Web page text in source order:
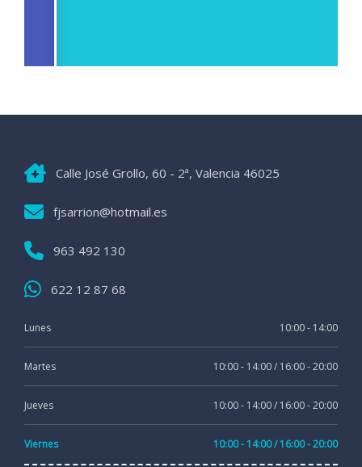
Calle José Grollo, 60 - 2ª, Valencia 46025
fjsarrion@hotmail.es
963 492 130
622 12 87 68
Lunes 10:00 - 14:00
Martes 10:00 - 14:00 / 16:00 - 20:00
Jueves 10:00 - 14:00 / 16:00 - 20:00
Viernes 10:00 - 14:00 / 16:00 - 20:00